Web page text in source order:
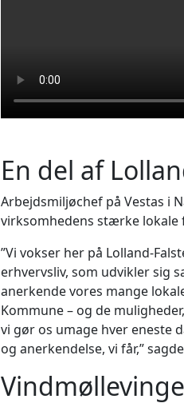
En del af
Arbejdsmiljøchef på Vestas i
virksomhedens stærke lokale
”Vi vokser her på Lolland-
erhvervsliv, som udvikler sig
anerkende vores mange
Kommune – og de
vi gør os umage hver eneste
og anerkendelse, vi får,”